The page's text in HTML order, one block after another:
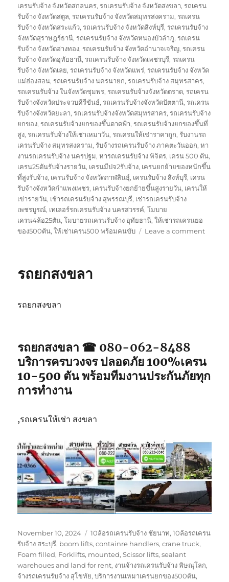
เครนรับจ้าง จังหวัดสกลนคร,รถเครนรับจ้าง จังหวัดสงขลา,รถเครน
รับจ้าง จังหวัดสตูล,รถเครนรับจ้าง จังหวัดสมุทรสงคราม,รถเครน
รับจ้าง จังหวัดสระแก้ว,รถเครนรับจ้าง จังหวัดสิงห์บุรี,รถเครนรับจ้าง
จังหวัดสุราษฎร์ธานี,รถเครนรับจ้าง จังหวัดหนองบัวลำภู,รถเครน
รับจ้าง จังหวัดอ่างทอง,รถเครนรับจ้าง จังหวัดอำนาจเจริญ,รถเครน
รับจ้าง จังหวัดอุทัยธานี,รถเครนรับจ้าง จังหวัดเพชรบุรี,รถเครน
รับจ้าง จังหวัดเลย,รถเครนรับจ้าง จังหวัดแพร่,รถเครนรับจ้าง จังหวัด
แม่ฮ่องสอน,รถเครนรับจ้าง นครนายก,รถเครนรับจ้าง สมุทรสาคร,
รถเครนรับจ้าง ในจังหวัดชุมพร,รถเครนรับจ้างจังหวัดตราด,รถเครน
รับจ้างจังหวัดประจวบคีรีขันธ์,รถเครนรับจ้างจังหวัดปัตตานี,รถเครน
รับจ้างจังหวัดยะลา,รถเครนรับจ้างจังหวัดสมุทรสาคร,รถเครนรับจ้าง
ยกของ,รถเครนรับจ้างยกของขึ้นดาดฟ้า,รถเครนรับจ้างยกของขึ้นที่
สูง,รถเครนรับจ้างให้เช่าเหมาวัน,รถเครนให้เช่าราคาถูก,รับงานรถ
เครนรับจ้าง สมุทรสงคราม,รับจ้างรถเครนรับจ้าง ภาคตะวันออก,หา
งานรถเครนรับจ้าง นครปฐม,หารถเครนรับจ้าง พิจิตร, เครน 500 ตัน,
เครน25ตันรับจ้างรายวัน, เครนมีปจ2รับจ้าง, เครนยกย้ายของหนักขึ้น
ที่สูงรับจ้าง, เครนรับจ้าง จังหวัดกาฬสินธุ์, เครนรับจ้าง สิงห์บุรี, เครน
รับจ้างจังหวัดกำแพงเพชร, เครนรับจ้างยกย้ายขึ้นสูงรายวัน, เครนให้
เข่ารายวัน, เช้ารถเครนรับจ้าง สุพรรณบุรี, เช่ารถเครนรับจ้าง
เพชรบูรณ์, เทเลอร์รถเครนรับจ้าง นครสวรรค์,โมบาย
เครน4ล้อ25ตัน,โมบายรถเครนรับจ้าง อุทัยธานี,ให้เช่ารถเครนยอ
ของ500ตัน,ให้เช่าเครน500 พร้อมคนขับ Leave a commenton
รถยกสงขลา
รถยกสงขลา
รถยกสงขลา ☎ 080-062-8488
บริการครบวงจร ปลอดภัย 100%เครน
10-500 ตัน พร้อมทีมงานประกันภัยทุก
การทำงาน
,รถเครนให้เช่า สงขลา
Posted
on
November 10, 2024 Tags
10ล้อรถเครนรับจ้าง ชัยนาท,10ล้อรถเครน
รับจ้าง สระบุรี, boom lifts,containre handlers,crane truck,
Foam filled, Forklifts, mounted,Scissor lifts,sealant
warehoues and land for rent, งานจ้างรถเครนรับจ้าง พิษณุโลก,
จ้างรถเครนรับจ้าง สุโขทัย,บริการงานเหมาเครนยกของ500ตัน,